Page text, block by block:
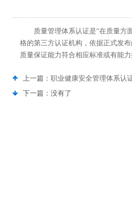
质量管理体系认证是“在质量方
格的第三方认证机构，依据正式发
质量保证能力符合相应标准或有能
上一篇： 职业健康安全管理体系认
下一篇：没有了